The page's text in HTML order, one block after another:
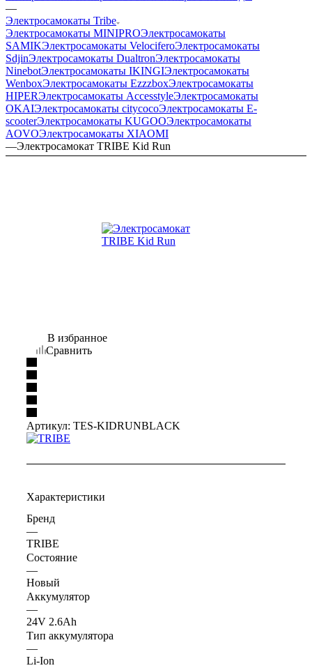
—
Электросамокаты Tribe
Электросамокаты MINIPROЭлектросамокаты
SAMIKЭлектросамокаты VelociferoЭлектросамокаты
SdjinЭлектросамокаты DualtronЭлектросамокаты
NinebotЭлектросамокаты IKINGIЭлектросамокаты
WenboxЭлектросамокаты EzzzboxЭлектросамокаты
HIPERЭлектросамокаты AccesstyleЭлектросамокаты
OKAIЭлектросамокаты сitycоcoЭлектросамокаты E-
scooterЭлектросамокаты KUGOOЭлектросамокаты
AOVOЭлектросамокаты XIAOMI
—Электросамокат TRIBE Kid Run
В избранное
Сравнить
Артикул: TES-KIDRUNBLACK
Характеристики
Бренд
—
TRIBE
Состояние
—
Новый
Аккумулятор
—
24V 2.6Ah
Тип аккумулятора
—
Li-Ion